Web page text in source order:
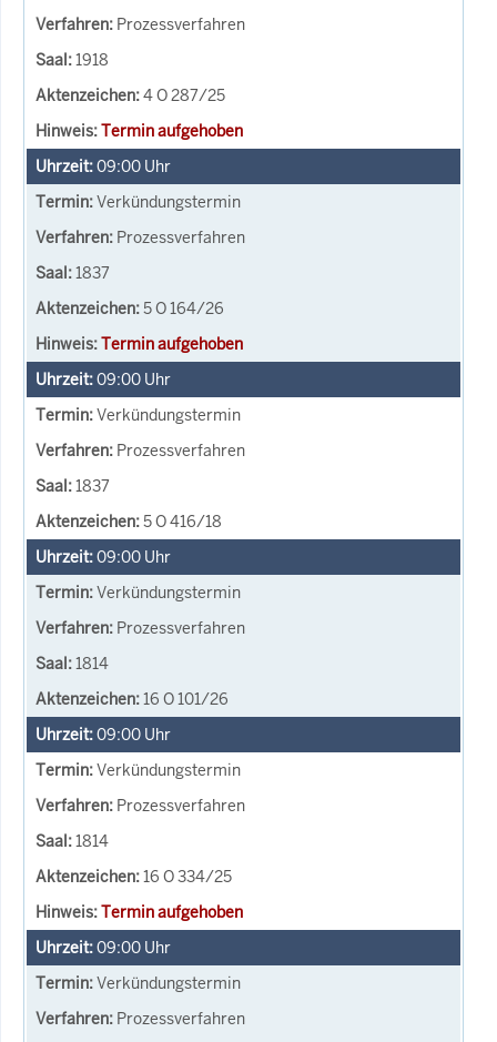
Prozessverfahren
1918
4 O 287/25
Termin aufgehoben
09:00 Uhr
Verkündungstermin
Prozessverfahren
1837
5 O 164/26
Termin aufgehoben
09:00 Uhr
Verkündungstermin
Prozessverfahren
1837
5 O 416/18
09:00 Uhr
Verkündungstermin
Prozessverfahren
1814
16 O 101/26
09:00 Uhr
Verkündungstermin
Prozessverfahren
1814
16 O 334/25
Termin aufgehoben
09:00 Uhr
Verkündungstermin
Prozessverfahren